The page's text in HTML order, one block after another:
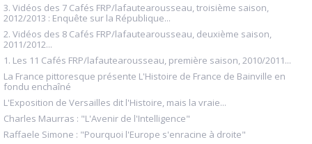
3. Vidéos des 7 Cafés FRP/lafautearousseau, troisième saison,
2012/2013 : Enquête sur la République...
2. Vidéos des 8 Cafés FRP/lafautearousseau, deuxième saison,
2011/2012...
1. Les 11 Cafés FRP/lafautearousseau, première saison, 2010/2011...
La France pittoresque présente L'Histoire de France de Bainville en
fondu enchaîné
L'Exposition de Versailles dit l'Histoire, mais la vraie...
Charles Maurras : "L'Avenir de l'Intelligence"
Raffaele Simone : "Pourquoi l'Europe s'enracine à droite"